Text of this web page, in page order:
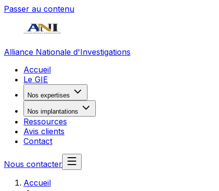
Passer au contenu
Alliance Nationale d'Investigations
Accueil
Le GIE
Nos expertises
Nos implantations
Ressources
Avis clients
Contact
Nous contacter
Accueil